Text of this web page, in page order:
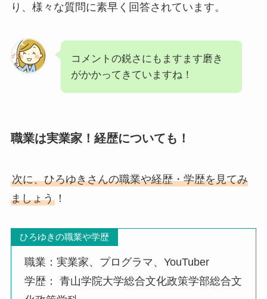
り、様々な質問に素早く回答されています。
コメントの鋭さにもますます磨き
がかかってきていますね！
職業は実業家！経歴についても！
次に、ひろゆきさんの職業や経歴・学歴を見てみ
ましょう！
ひろゆきの職業や学歴
職業：実業家、プログラマ、YouTuber
学歴： 青山学院大学総合文化政策学部総合文